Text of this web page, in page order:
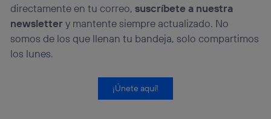
directamente en tu correo,suscríbete a nuestra
newslettery mantente siempre actualizado. No
somos de los que llenan tu bandeja, solo compartimos
los lunes.
¡Únete aquí!